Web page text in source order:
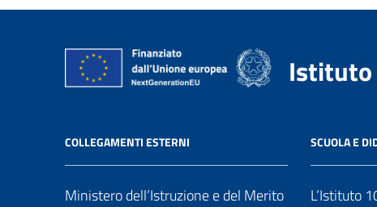
Istituto
COLLEGAMENTI ESTERNI
Ministero dell’Istruzione e del Merito
SCUOLA E
L’Istituto